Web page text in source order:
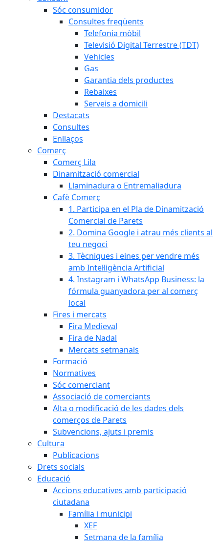
Sóc consumidor
Consultes freqüents
Telefonia mòbil
Televisió Digital Terrestre (TDT)
Vehicles
Gas
Garantia dels productes
Rebaixes
Serveis a domicili
Destacats
Consultes
Enllaços
Comerç
Comerç Lila
Dinamització comercial
Llaminadura o Entremaliadura
Cafè Comerç
1. Participa en el Pla de Dinamització
Comercial de Parets
2. Domina Google i atrau més clients al
teu negoci
3. Tècniques i eines per vendre més
amb Intel·ligència Artificial
4. Instagram i WhatsApp Business: la
fórmula guanyadora per al comerç
local
Fires i mercats
Fira Medieval
Fira de Nadal
Mercats setmanals
Formació
Normatives
Sóc comerciant
Associació de comerciants
Alta o modificació de les dades dels
comerços de Parets
Subvencions, ajuts i premis
Cultura
Publicacions
Drets socials
Educació
Accions educatives amb participació
ciutadana
Família i municipi
XEF
Setmana de la família